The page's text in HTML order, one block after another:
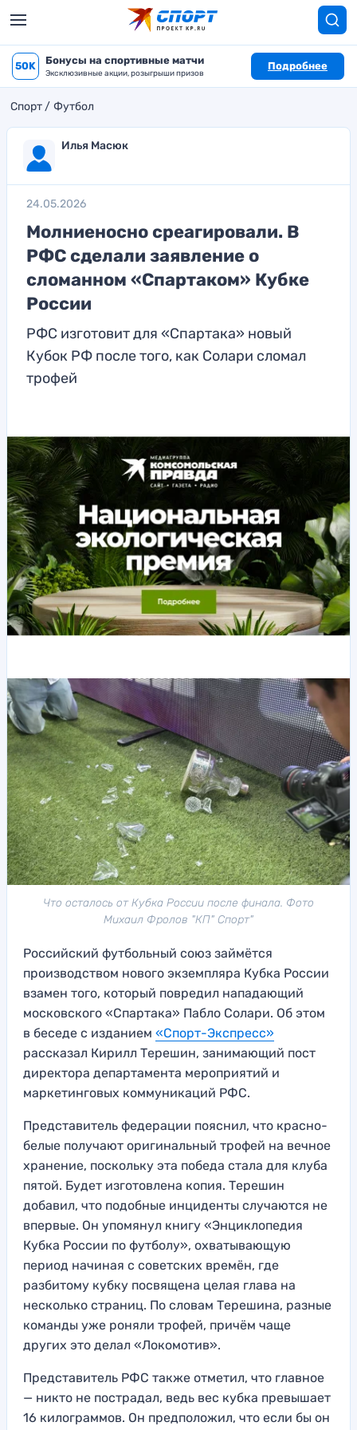
50K Бонусы на спортивные матчи
Эксклюзивные акции, розыгрыши призов
Подробнее
Спорт Футбол
Илья Масюк
24.05.2026
Молниеносно среагировали. В
РФС сделали заявление о
сломанном «Спартаком» Кубке
России
РФС изготовит для «Спартака» новый
Кубок РФ после того, как Солари сломал
трофей
Что осталось от Кубка России после финала. Фото
Михаил Фролов "КП" Спорт"
Российский футбольный союз займётся
производством нового экземпляра Кубка России
взамен того, который повредил нападающий
московского «Спартака» Пабло Солари. Об этом
в беседе с изданием «Спорт-Экспресс»
рассказал Кирилл Терешин, занимающий пост
директора департамента мероприятий и
маркетинговых коммуникаций РФС.
Представитель федерации пояснил, что красно-
белые получают оригинальный трофей на вечное
хранение, поскольку эта победа стала для клуба
пятой. Будет изготовлена копия. Терешин
добавил, что подобные инциденты случаются не
впервые. Он упомянул книгу «Энциклопедия
Кубка России по футболу», охватывающую
период начиная с советских времён, где
разбитому кубку посвящена целая глава на
несколько страниц. По словам Терешина, разные
команды уже роняли трофей, причём чаще
других это делал «Локомотив».
Представитель РФС также отметил, что главное
— никто не пострадал, ведь вес кубка превышает
16 килограммов. Он предположил, что если бы он